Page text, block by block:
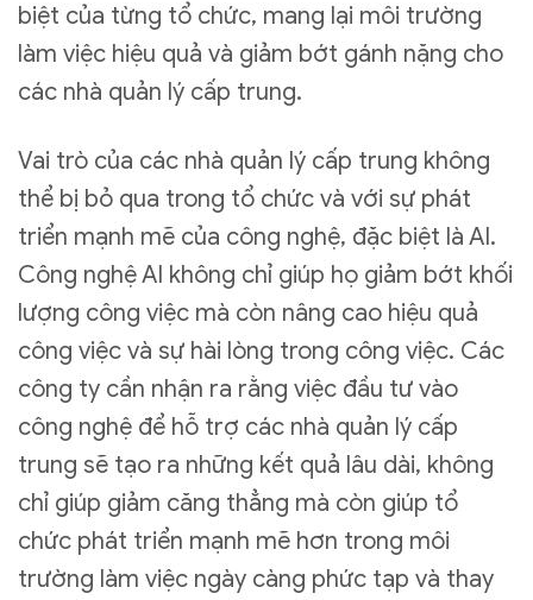
biệt của từng tổ chức, mang lại môi trường
làm việc hiệu quả và giảm bớt gánh nặng cho
các nhà quản lý cấp trung.
Vai trò của các nhà quản lý cấp trung không
thể bị bỏ qua trong tổ chức và với sự phát
triển mạnh mẽ của công nghệ, đặc biệt là AI.
Công nghệ AI không chỉ giúp họ giảm bớt khối
lượng công việc mà còn nâng cao hiệu quả
công việc và sự hài lòng trong công việc. Các
công ty cần nhận ra rằng việc đầu tư vào
công nghệ để hỗ trợ các nhà quản lý cấp
trung sẽ tạo ra những kết quả lâu dài, không
chỉ giúp giảm căng thẳng mà còn giúp tổ
chức phát triển mạnh mẽ hơn trong môi
trường làm việc ngày càng phức tạp và thay